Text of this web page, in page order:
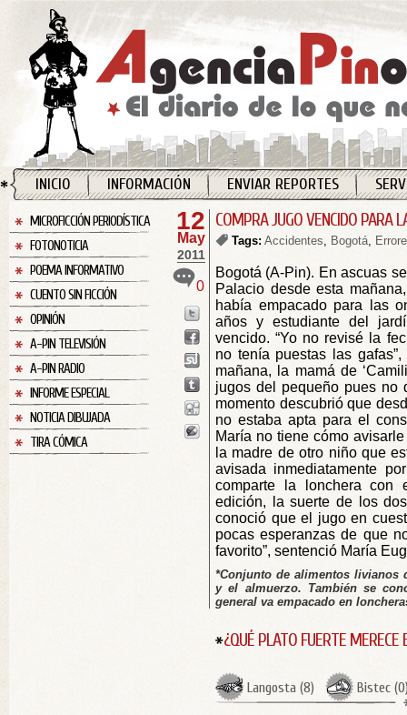
INICIO INFORMACIÓN ENVIAR REPORTES
MICROFICCIÓN PERIODÍSTICA
FOTONOTICIA
POEMA INFORMATIVO
CUENTO SIN FICCIÓN
OPINIÓN
A-PIN TELEVISIÓN
A-PIN RADIO
INFORME ESPECIAL
NOTICIA DIBUJADA
TIRA CÓMICA
12
May
2011
0
COMPRA JUGO VENCIDO PARA
Tags: Accidentes, Bogotá,
Bogotá (A-Pin). En ascuas
Palacio desde esta
había empacado para las
años y estudiante del
vencido. “Yo no revisé la
no tenía puestas las
mañana, la mamá de
jugos del pequeño pues no
momento descubrió que
no estaba apta para el
María no tiene cómo
la madre de otro niño que
avisada inmediatamente
comparte la lonchera con
edición, la suerte de los
conoció que el jugo en
pocas esperanzas de que
favorito”, sentenció María
*Conjunto de alimentos livianos
y el almuerzo. También se
general va empacado en
¿QUÉ PLATO FUERTE MERECE
Langosta (8) Bistec (0